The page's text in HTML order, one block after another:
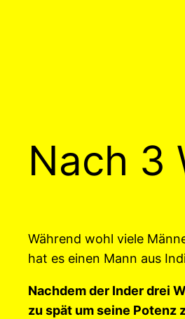
Nach 3
Während wohl viele
hat es einen Mann aus
Nachdem der Inder drei
zu spät um seine Potenz